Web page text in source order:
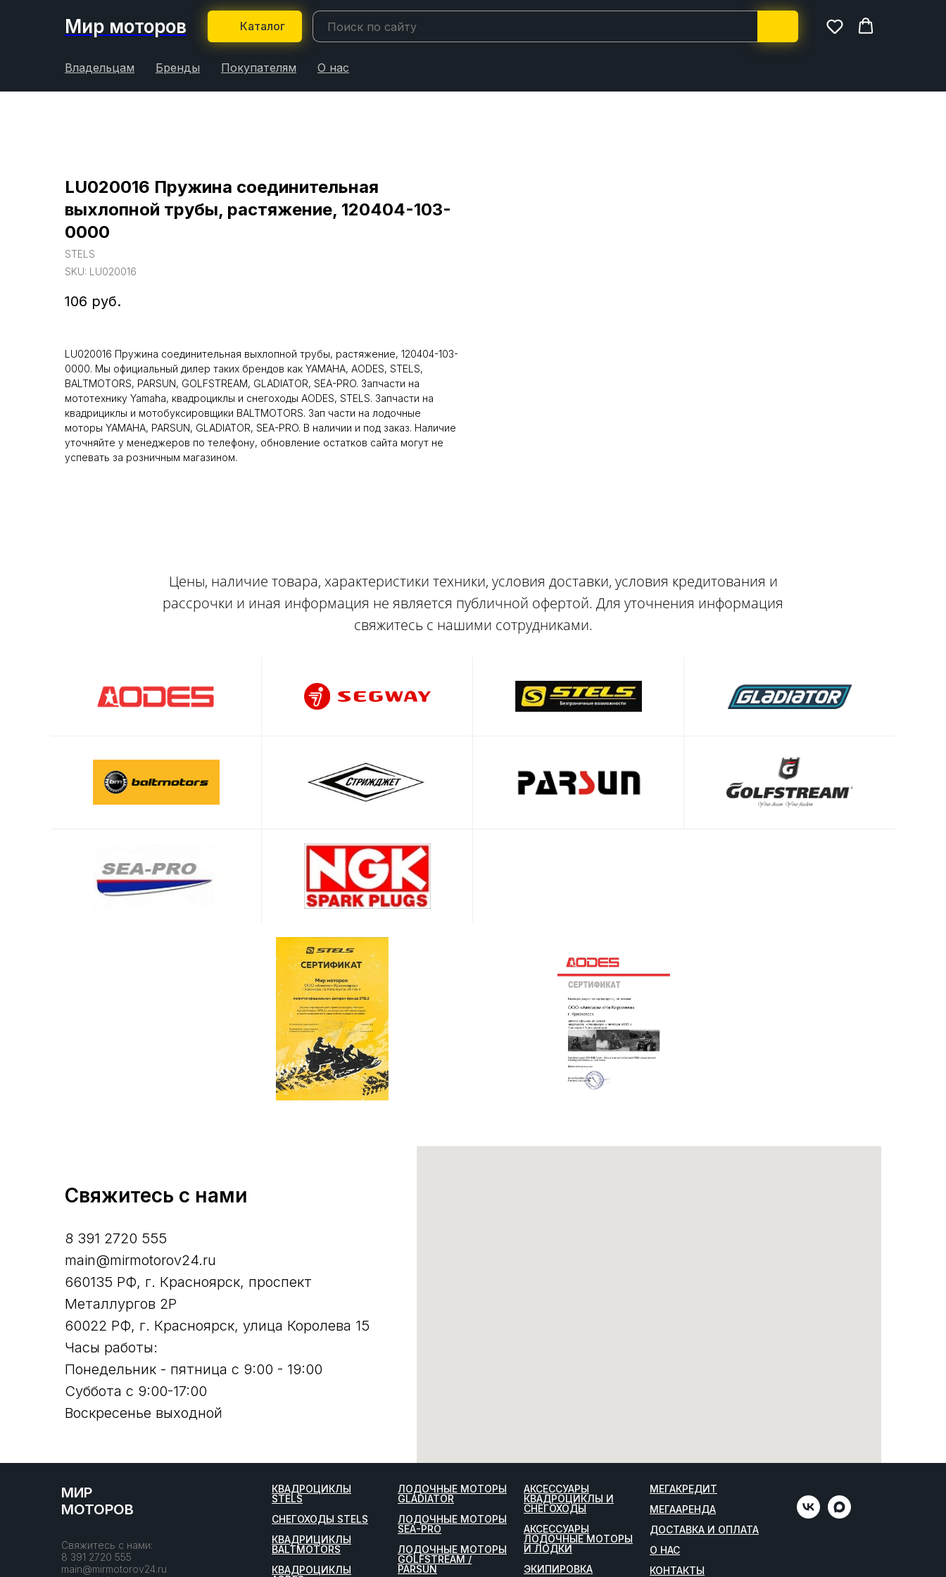
Мир моторов Каталог
Владельцам Бренды Покупателям О нас
LU020016 Пружина соединительная
выхлопной трубы, растяжение, 120404-103-
0000
STELS
SKU: LU020016
106 руб.
LU020016 Пружина соединительная выхлопной трубы, растяжение, 120404-103-
0000. Мы официальный дилер таких брендов как YAMAHA, AODES, STELS,
BALTMOTORS, PARSUN, GOLFSTREAM, GLADIATOR, SEA-PRO. Запчасти на
мототехнику Yamaha, квадроциклы и снегоходы AODES, STELS. Запчасти на
квадрициклы и мотобуксировщики BALTMOTORS. Зап части на лодочные
моторы YAMAHA, PARSUN, GLADIATOR, SEA-PRO. В наличии и под заказ. Наличие
уточняйте у менеджеров по телефону, обновление остатков сайта могут не
успевать за розничным магазином.
Цены, наличие товара, характеристики техники, условия доставки, условия кредитования и
рассрочки и иная информация не является публичной офертой. Для уточнения информация
свяжитесь с нашими сотрудниками.
Свяжитесь с нами
8 391 2720 555
main@mirmotorov24.ru
660135 РФ, г. Красноярск, проспект
Металлургов 2Р
60022 РФ, г. Красноярск, улица Королева 15
Часы работы:
Понедельник - пятница с 9:00 - 19:00
Суббота с 9:00-17:00
Воскресенье выходной
МИР
МОТОРОВ
Свяжитесь с нами:
8 391 2720 555
main@mirmotorov24.ru
КВАДРОЦИКЛЫ
STELS
СНЕГОХОДЫ STELS
КВАДРИЦИКЛЫ
BALTMOTORS
КВАДРОЦИКЛЫ
ЛОДОЧНЫЕ МОТОРЫ
GLADIATOR
ЛОДОЧНЫЕ МОТОРЫ
SEA-PRO
ЛОДОЧНЫЕ МОТОРЫ
GOLFSTREAM /
PARSUN
АКСЕССУАРЫ
КВАДРОЦИКЛЫ И
СНЕГОХОДЫ
АКСЕССУАРЫ
ЛОДОЧНЫЕ МОТОРЫ
И ЛОДКИ
ЭКИПИРОВКА
МЕГАКРЕДИТ
МЕГААРЕНДА
ДОСТАВКА И ОПЛАТА
О НАС
КОНТАКТЫ